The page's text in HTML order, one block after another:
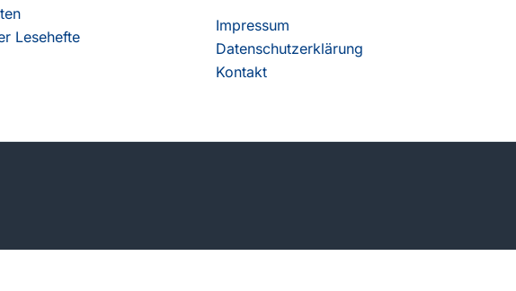
Lesehefte
Impressum
Datenschutzerklärung
Kontakt